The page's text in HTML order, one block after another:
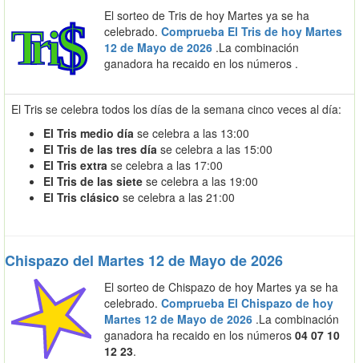
El sorteo de Tris de hoy Martes ya se ha
celebrado. Comprueba El Tris de hoy Martes
12 de Mayo de 2026 .La combinación
ganadora ha recaido en los números .
El Tris se celebra todos los días de la semana cinco veces al día:
El Tris medio día se celebra a las 13:00
El Tris de las tres día se celebra a las 15:00
El Tris extra se celebra a las 17:00
El Tris de las siete se celebra a las 19:00
El Tris clásico se celebra a las 21:00
Chispazo del Martes 12 de Mayo de 2026
El sorteo de Chispazo de hoy Martes ya se ha
celebrado. Comprueba El Chispazo de hoy
Martes 12 de Mayo de 2026 .La combinación
ganadora ha recaido en los números 04 07 10
12 23.